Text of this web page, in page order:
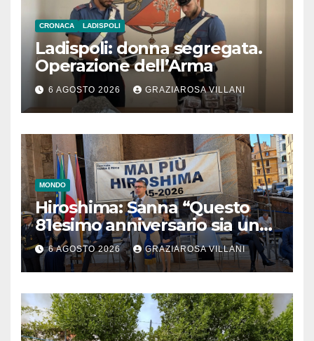
CRONACA LADISPOLI
Ladispoli: donna segregata.
Operazione dell’Arma
6 AGOSTO 2026 GRAZIAROSA VILLANI
MONDO
Hiroshima: Sanna “Questo
81esimo anniversario sia un
monito per tutti”
6 AGOSTO 2026 GRAZIAROSA VILLANI